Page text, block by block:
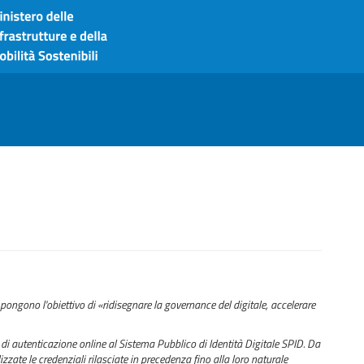
l'obiettivo di «ridisegnare la governance del digitale, accelerare
online al Sistema Pubblico di Identità Digitale SPID. Da
le credenziali rilasciate in precedenza fino alla loro naturale